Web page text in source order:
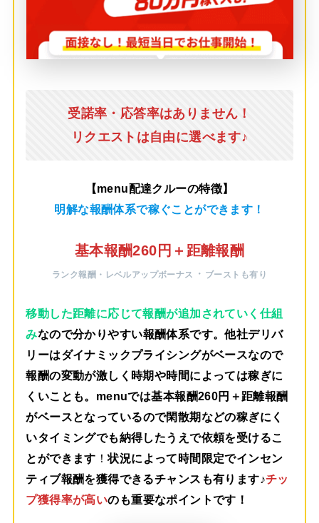
受諾率・応答率はありません！
リクエストは自由に選べます♪
【menu配達クルーの特徴】
明解な報酬体系で稼ぐことができます！
基本報酬260円＋距離報酬
ランク報酬・レベルアップボーナス ・ ブーストも有り
移動した距離に応じて報酬が追加されていく仕組
みなので分かりやすい報酬体系です。他社デリバ
リーはダイナミックプライシングがベースなので
報酬の変動が激しく時期や時間によっては稼ぎに
くいことも。menuでは基本報酬260円＋距離報酬
がベース となっているので閑散期などの稼ぎにく
いタイミングでも納得したうえで依頼を受けるこ
とができます ！状況によって時間限定でインセン
ティブ報酬を獲得できるチャンスも有ります♪チッ
プ獲得率が高いのも重要なポイントです！